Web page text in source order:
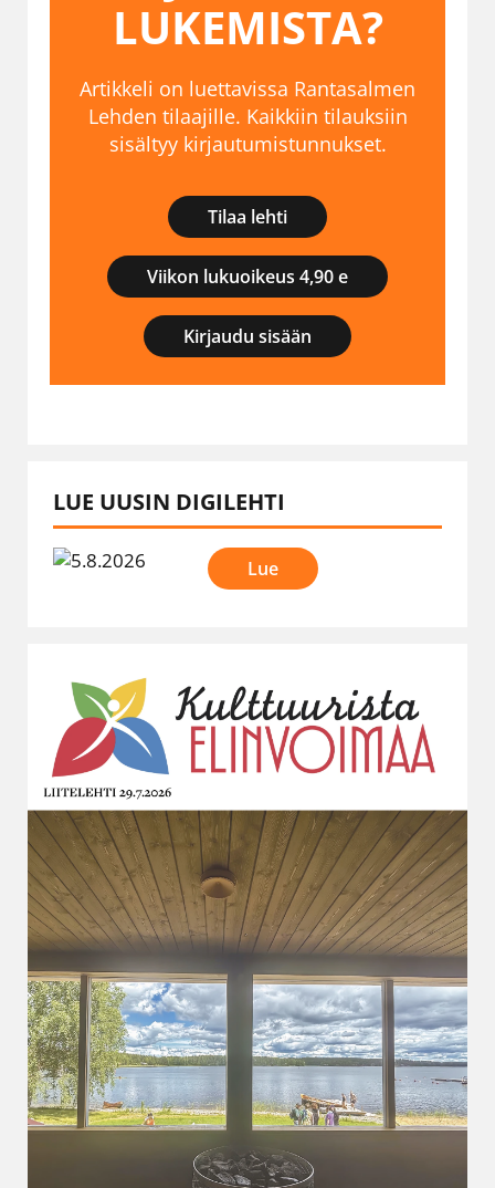
LUKEMISTA?
Artikkeli on luettavissa Rantasalmen
Lehden tilaajille. Kaikkiin tilauksiin
sisältyy kirjautumistunnukset.
Tilaa lehti
Viikon lukuoikeus 4,90 e
Kirjaudu sisään
LUE UUSIN DIGILEHTI
Lue